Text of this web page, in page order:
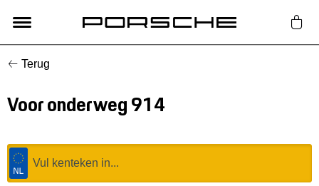
Lifestyle
Auto Accessoires
Classic
Terug
Voor onderweg 914